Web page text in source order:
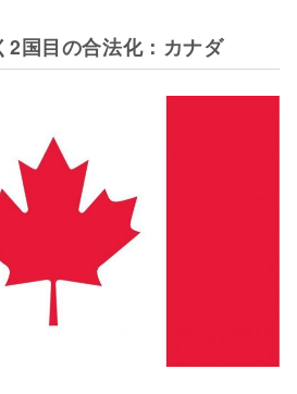
2国目の合法化：カナダ